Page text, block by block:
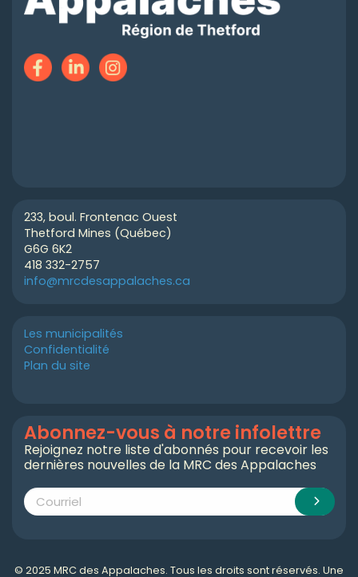
233, boul. Frontenac Ouest
Thetford Mines (Québec)
G6G 6K2
418 332-2757
info@mrcdesappalaches.ca
Les municipalités
Confidentialité
Plan du site
Abonnez-vous à notre infolettre
Rejoignez notre liste d'abonnés pour recevoir les
dernières nouvelles de la MRC des Appalaches
© 2025 MRC des Appalaches. Tous les droits sont réservés. Une